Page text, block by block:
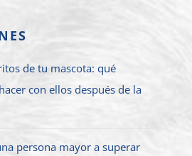
de tu mascota: qué
con ellos después de la
persona mayor a superar